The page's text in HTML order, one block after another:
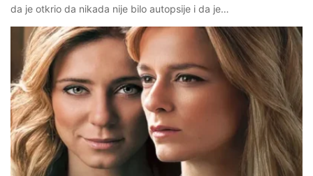
da je otkrio da nikada nije bilo autopsije i da je…